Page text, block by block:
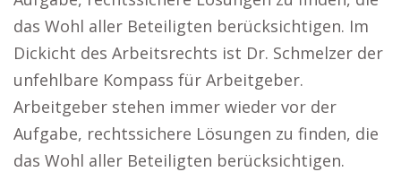
das Wohl aller Beteiligten berücksichtigen. Im
Dickicht des Arbeitsrechts ist Dr. Schmelzer der
unfehlbare Kompass für Arbeitgeber.
Arbeitgeber stehen immer wieder vor der
Aufgabe, rechtssichere Lösungen zu finden, die
das Wohl aller Beteiligten berücksichtigen.